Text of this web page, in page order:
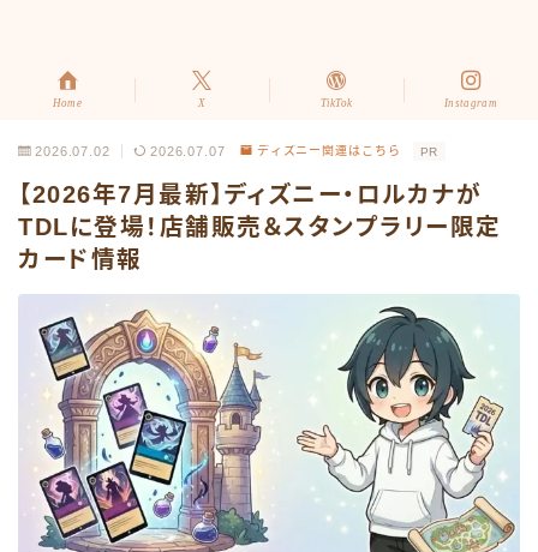
Home X TikTok Instagram
2026.07.02 2026.07.07 ディズニー関連はこちら PR
【2026年7月最新】ディズニー・ロルカナが
TDLに登場！店舗販売＆スタンプラリー限定
カード情報